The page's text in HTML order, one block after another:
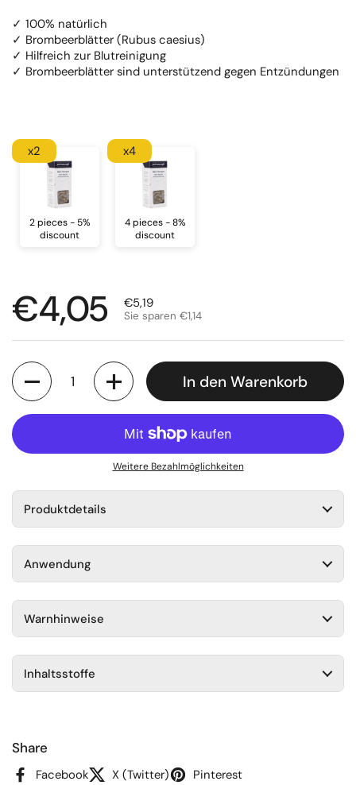
✓ 100% natürlich
✓ Brombeerblätter (Rubus caesius)
✓ Hilfreich zur Blutreinigung
✓ Brombeerblätter sind unterstützend gegen Entzündungen
2 pieces - 5%
discount
x2
4 pieces - 8%
discount
x4
Regulärer Preis
€4,05 Sale-Preis
€5,19
Sie sparen €1,14
Anzahl
In den Warenkorb
Weitere Bezahlmöglichkeiten
Produktdetails
Anwendung
Warnhinweise
Inhaltsstoffe
Share
Facebook X (Twitter) Pinterest